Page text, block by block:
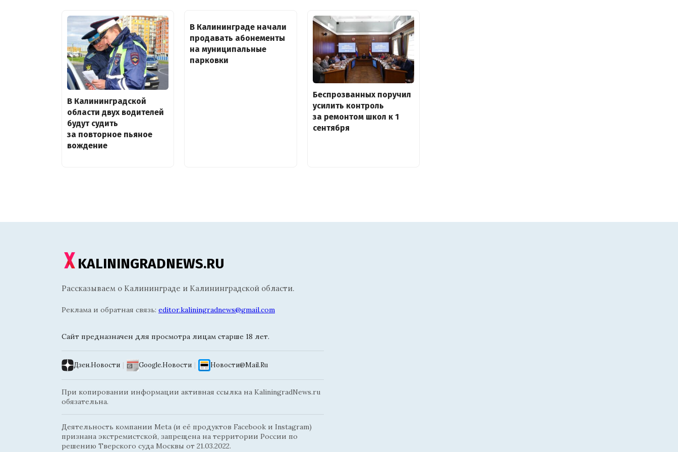
В Калининградской
области двух водителей
будут судить
за повторное пьяное
вождение
В Калининграде начали
продавать абонементы
на муниципальные
парковки
Беспрозванных поручил
усилить контроль
за ремонтом школ к 1
сентября
KALININGRADNEWS.RU
Рассказываем о Калининграде и Калининградской области.
Реклама и обратная связь: editor.kaliningradnews@gmail.com
Сайт предназначен для просмотра лицам старше 18 лет.
Дзен.Новости | Google.Новости | Новости@Mail.Ru
При копировании информации активная ссылка на KaliningradNews.ru
обязательна.
Деятельность компании Meta (и её продуктов Facebook и Instagram)
признана экстремистской, запрещена на территории России по
решению Тверского суда Москвы от 21.03.2022.